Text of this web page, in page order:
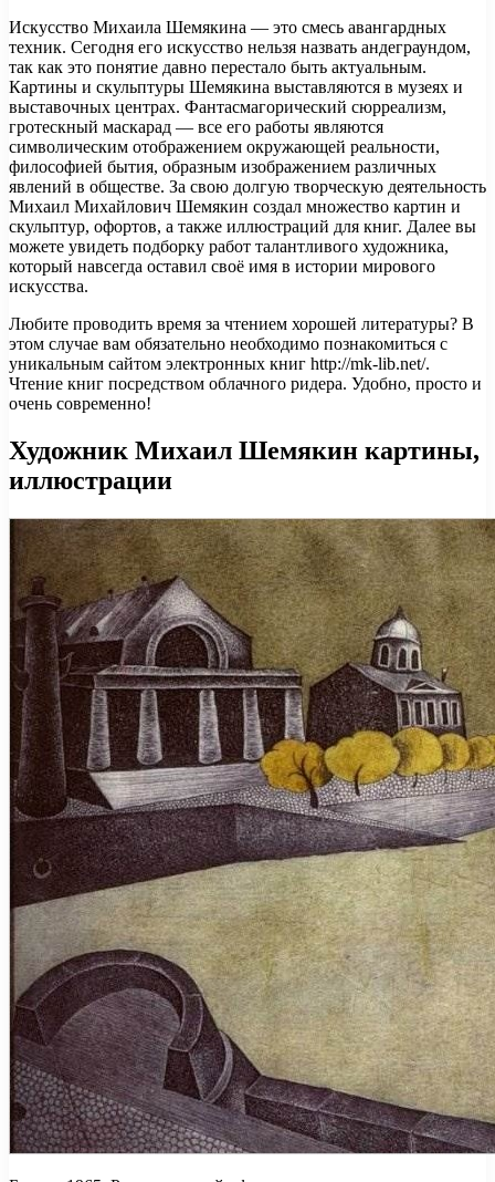
Искусство Михаила Шемякина — это смесь авангардных
техник. Сегодня его искусство нельзя назвать андеграундом,
так как это понятие давно перестало быть актуальным.
Картины и скульптуры Шемякина выставляются в музеях и
выставочных центрах. Фантасмагорический сюрреализм,
гротескный маскарад — все его работы являются
символическим отображением окружающей реальности,
философией бытия, образным изображением различных
явлений в обществе. За свою долгую творческую деятельность
Михаил Михайлович Шемякин создал множество картин и
скульптур, офортов, а также иллюстраций для книг. Далее вы
можете увидеть подборку работ талантливого художника,
который навсегда оставил своё имя в истории мирового
искусства.
Любите проводить время за чтением хорошей литературы? В
этом случае вам обязательно необходимо познакомиться с
уникальным сайтом электронных книг http://mk-lib.net/.
Чтение книг посредством облачного ридера. Удобно, просто и
очень современно!
Художник Михаил Шемякин картины,
иллюстрации